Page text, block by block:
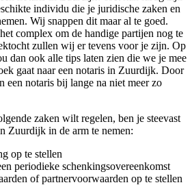
individu die je juridische zaken en
Wij snappen dit maar al te goed.
complex om de handige partijen nog te
zullen wij er tevens voor je zijn. Op
dan ook alle tips laten zien die we je mee
gaat naar een notaris in Zuurdijk. Door
een notaris bij lange na niet meer zo
zaken wilt regelen, ben je steevast
Zuurdijk in de arm te nemen:
op te stellen
periodieke schenkingsovereenkomst
of partnervoorwaarden op te stellen